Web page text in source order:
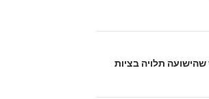
שהישועה תלויה בציות